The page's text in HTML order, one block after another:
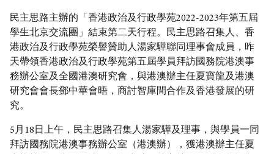
民主思路主辦的「香港政治及行政學苑2022-2023年第五屆
學生北京交流團」結束第二天行程。民主思路召集人、香
港政治及行政學苑榮譽贊助人湯家驊聯同理事會成員，昨
天帶領香港政治及行政學苑第五屆學員拜訪國務院港澳事
務辦公室及全國港澳研究會，與港澳辦主任夏寶龍及港澳
研究會會長鄧中華會晤，商討智庫間合作及香港發展的研
究。
5月18日上午，民主思路召集人湯家驊及理事，與學員一同
拜訪國務院港澳事務辦公室（港澳辦），獲港澳辦主任夏